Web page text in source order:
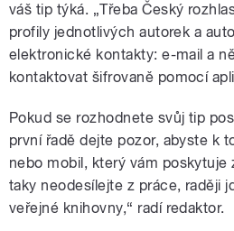
váš tip týká. „Třeba Český
profily jednotlivých autorek a
elektronické kontakty: e-mail a
kontaktovat šifrovaně pomocí
Pokud se rozhodnete svůj tip
první řadě dejte pozor, abyste k
nebo mobil, který vám poskytuje
taky neodesílejte z práce, raději
veřejné knihovny,“ radí redaktor.